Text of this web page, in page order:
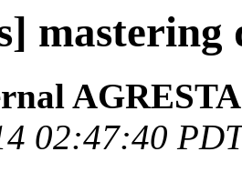
mastering
AGRESTA
02:47:40